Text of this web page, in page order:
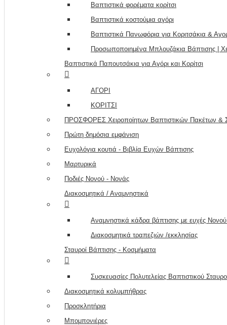
Βαπτιστικά φορέματα κορίτσι
Βαπτιστικά κοστούμια αγόρι
Βαπτιστικά Πανωφόρια για Κοριτσάκια &
Προσωποποιημένα Μπλουζάκια Βάπτισης |
Βαπτιστικά Παπουτσάκια για Αγόρι και Κορίτσι
ΑΓΟΡΙ
ΚΟΡΙΤΣΙ
ΠΡΟΣΦΟΡΕΣ Χειροποίητων Βαπτιστικών Πακέτων &
Πρώτη δημόσια εμφάνιση
Ευχολόγια κουτιά - Βιβλία Ευχών Βάπτισης
Μαρτυρικά
Ποδιές Νονού - Νονάς
Διακοσμητικά / Αναμνηστικά
Αναμνηστικά κάδρα βάπτισης με ευχές
Διακοσμητικά τραπεζιών /εκκλησίας
Σταυροί Βάπτισης - Κοσμήματα
Συσκευασίες Πολυτελείας Βαπτιστικού
Διακοσμητικά κολυμπήθρας
Προσκλητήρια
Μπομπονιέρες